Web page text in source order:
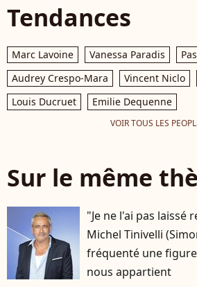
Tendances
Marc Lavoine Vanessa Paradis
Audrey Crespo-Mara
Vincent Niclo
Louis Ducruet
Emilie Dequenne
VOIR TOUS LES
Sur le même
"Je ne l'ai pas laissé
Michel Tinivelli
fréquenté une
nous appartient